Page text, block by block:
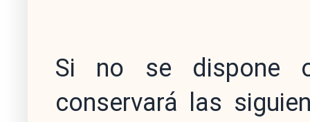
Si no se dispone
conservará las